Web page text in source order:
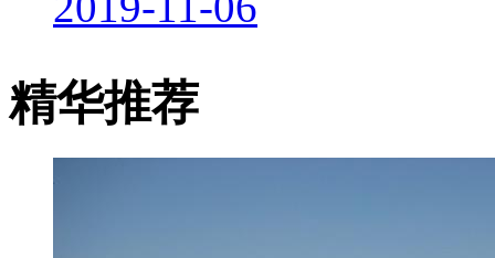
精华推荐